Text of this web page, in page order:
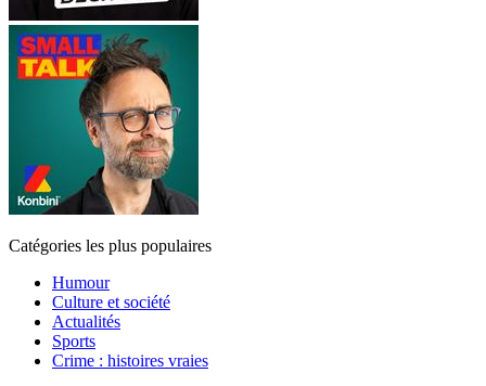
Catégories les plus populaires
Humour
Culture et société
Actualités
Sports
Crime : histoires vraies